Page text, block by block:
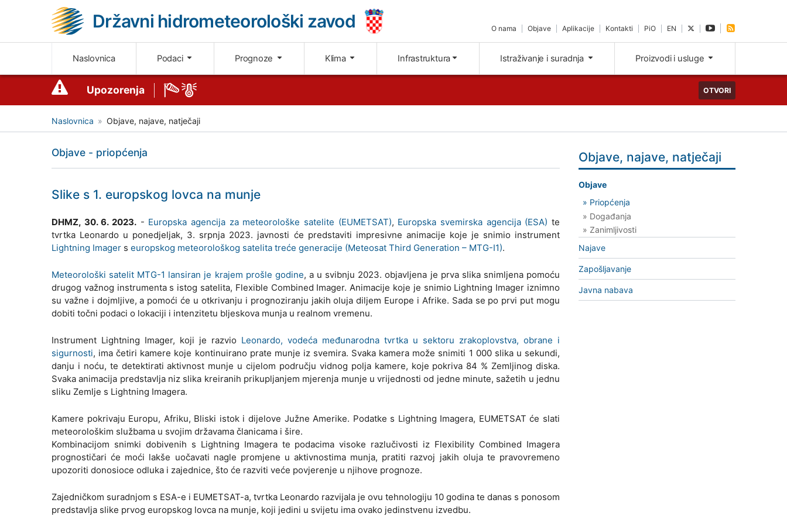
Državni hidrometeorološki zavod O nama Objave Aplikacije Kontakti PiO EN
Naslovnica Podaci Prognoze Klima Infrastruktura Istraživanje i suradnja Proizvodi i usluge
Upozorenja OTVORI
Naslovnica Objave, najave, natječaji
Objave - priopćenja
Slike s 1. europskog lovca na munje
DHMZ, 30. 6. 2023. - Europska agencija za meteorološke satelite (EUMETSAT), Europska svemirska agencija (ESA) te
tvrtka Leonardo u ponedjeljak, 3. srpnja 2023. javnosti će predstaviti impresivne animacije koje je snimio instrument
Lightning Imager s europskog meteorološkog satelita treće generacije (Meteosat Third Generation – MTG-I1).
Meteorološki satelit MTG-1 lansiran je krajem prošle godine, a u svibnju 2023. objavljena je prva slika snimljena pomoću
drugog važnog instrumenta s istog satelita, Flexible Combined Imager. Animacije koje je snimio Lightning Imager iznimno
su važne i dojmljive, a pomoći će u otkrivanju i prognoziranju jakih oluja diljem Europe i Afrike. Sada se po prvi put mogu
dobiti točni podaci o lokaciji i intenzitetu bljeskova munja u realnom vremenu.
Instrument Lightning Imager, koji je razvio Leonardo, vodeća međunarodna tvrtka u sektoru zrakoplovstva, obrane i
sigurnosti, ima četiri kamere koje kontinuirano prate munje iz svemira. Svaka kamera može snimiti 1 000 slika u sekundi,
danju i noću, te detektirati aktivnost munje u cijelom području vidnog polja kamere, koje pokriva 84 % Zemljinog diska.
Svaka animacija predstavlja niz slika kreiranih prikupljanjem mjerenja munje u vrijednosti od jedne minute, sažetih u jednu
sliku Zemlje s Lightning Imagera.
Kamere pokrivaju Europu, Afriku, Bliski istok i dijelove Južne Amerike. Podatke s Lightning Imagera, EUMETSAT će slati
meteorološkim službama u svojim državama članicama i šire.
Kombinacijom snimki dobivenih s Lightning Imagera te podacima visoke razlučivosti iz Flexibility Combined Imagera
prognostičari će moći lakše uočavati nagle promjene u aktivnostima munja, pratiti razvoj jakih oluja te pravovremeno
upozoriti donosioce odluka i zajednice, što će razviti veće povjerenje u njihove prognoze.
Zajedničkom suradnjom s ESA-e i EUMETSAT-a, tvrtka Leonardo razvijala je ovu tehnologiju 10 godina te danas s ponosom
predstavlja slike prvog europskog lovca na munje, koji jedini u svijetu ima ovako jedinstvenu izvedbu.
Objave, najave, natječaji
Objave
» Priopćenja
» Događanja
» Zanimljivosti
Najave
Zapošljavanje
Javna nabava